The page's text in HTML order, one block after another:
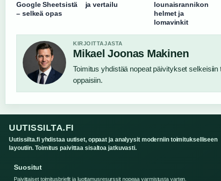
Google Sheetsistä
– selkeä opas
ja vertailu
lounaisrannikon
helmet ja
lomavinkit
KIRJOITTAJASTA
Mikael Joonas Makinen
Toimitus yhdistää nopeat päivitykset selkeisiin
oppaisiin.
UUTISSILTA.FI
Uutissilta.fi yhdistaa uutiset, oppaat ja analyysit moderniin toimitukselliseen
layoutiin. Toimitus paivittaa sisaltoa jatkuvasti.
Suositut
Paivittaiset toimitusbriefit ja luottamusresurssit nopeaa varmistusta varten.